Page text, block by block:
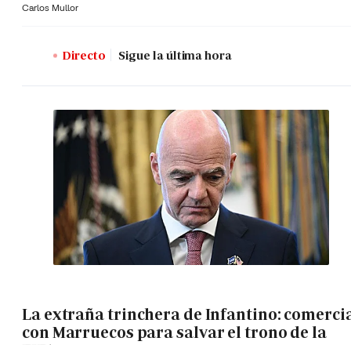
Carlos Mullor
Directo Sigue la última hora
La extraña trinchera de Infantino:
con Marruecos para salvar el trono de la